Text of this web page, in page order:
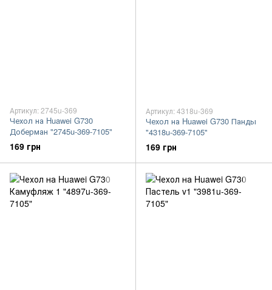
Артикул: 2745u-369
Чехол на Huawei G730
Доберман "2745u-369-7105"
169 грн
Артикул: 4318u-369
Чехол на Huawei G730 Панды
"4318u-369-7105"
169 грн